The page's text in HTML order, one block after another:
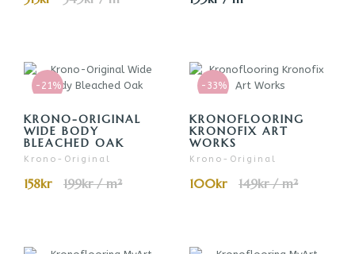
-21%
KRONO-ORIGINAL
WIDE BODY
BLEACHED OAK
Krono-Original
158kr 199kr / m²
-33%
KRONOFLOORING
KRONOFIX ART
WORKS
Krono-Original
100kr 149kr / m²